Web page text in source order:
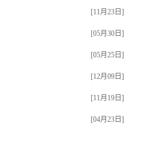
[11月23日]
[05月30日]
[05月25日]
[12月09日]
[11月19日]
[04月23日]